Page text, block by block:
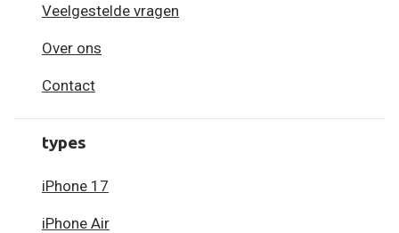
Veelgestelde vragen
Over ons
Contact
types
iPhone 17
iPhone Air